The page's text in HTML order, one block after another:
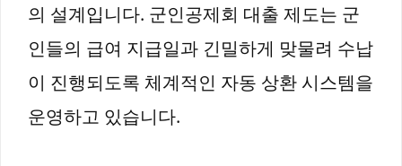
의 설계입니다. 군인공제회 대출 제도는 군
인들의 급여 지급일과 긴밀하게 맞물려 수납
이 진행되도록 체계적인 자동 상환 시스템을
운영하고 있습니다.